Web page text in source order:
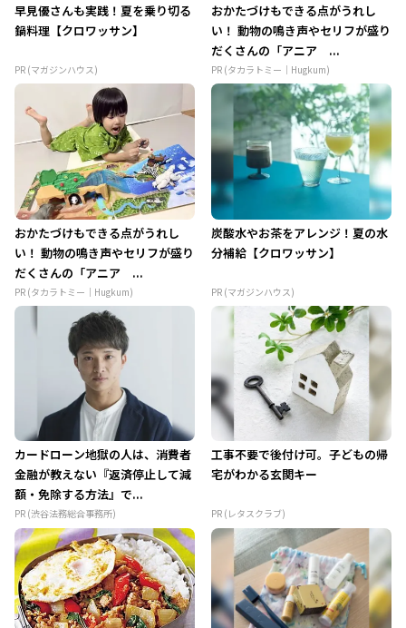
早見優さんも実践！夏を乗り切る
鍋料理【クロワッサン】
PR (マガジンハウス)
おかたづけもできる点がうれし
い！ 動物の鳴き声やセリフが盛り
だくさんの「アニア ...
PR (タカラトミー｜Hugkum)
おかたづけもできる点がうれし
い！ 動物の鳴き声やセリフが盛り
だくさんの「アニア ...
PR (タカラトミー｜Hugkum)
炭酸水やお茶をアレンジ！夏の水
分補給【クロワッサン】
PR (マガジンハウス)
カードローン地獄の人は、消費者
金融が教えない『返済停止して減
額・免除する方法』で...
PR (渋谷法務総合事務所)
工事不要で後付け可。子どもの帰
宅がわかる玄関キー
PR (レタスクラブ)